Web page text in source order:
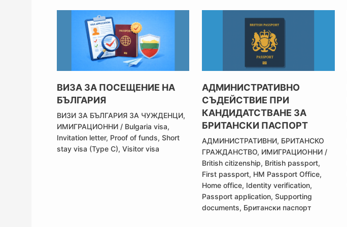
ВИЗА ЗА ПОСЕЩЕНИЕ НА
БЪЛГАРИЯ
ВИЗИ ЗА БЪЛГАРИЯ ЗА ЧУЖДЕНЦИ,
ИМИГРАЦИОННИ / Bulgaria visa,
Invitation letter, Proof of funds, Short
stay visa (Type C), Visitor visa
АДМИНИСТРАТИВНО
СЪДЕЙСТВИЕ ПРИ
КАНДИДАТСТВАНЕ ЗА
БРИТАНСКИ ПАСПОРТ
АДМИНИСТРАТИВНИ, БРИТАНСКО
ГРАЖДАНСТВО, ИМИГРАЦИОННИ /
British citizenship, British passport,
First passport, HM Passport Office,
Home office, Identity verification,
Passport application,Supporting
documents, Британски паспорт